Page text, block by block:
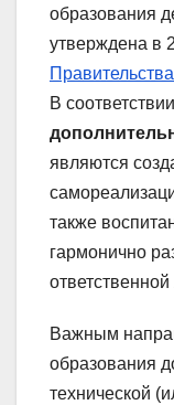
образования
утверждена в
В
являются
также
гармонично
Важным
образования
технической